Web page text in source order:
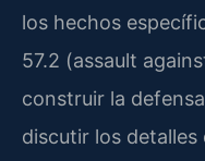
los hechos
57.2 (assault
construir la
discutir los